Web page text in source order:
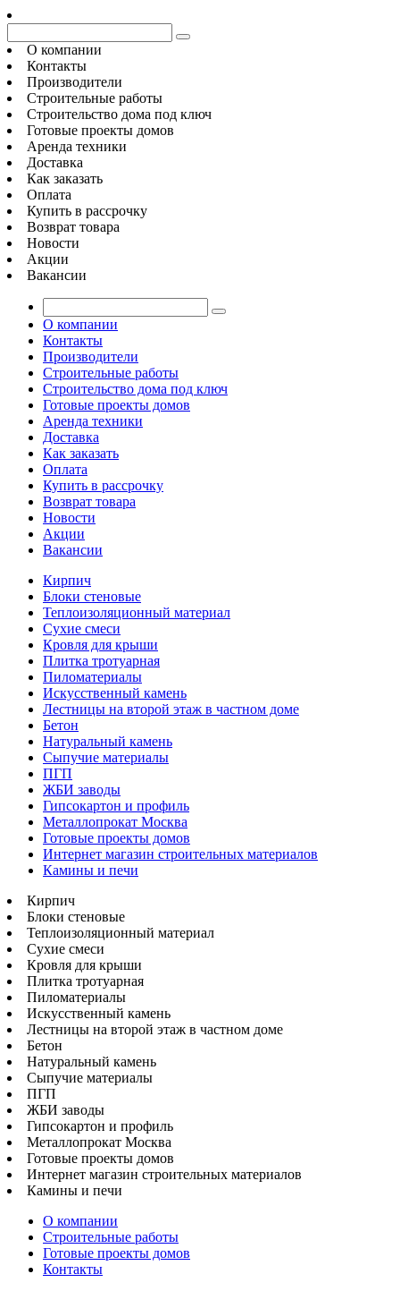
О компании
Контакты
Производители
Строительные работы
Строительство дома под ключ
Готовые проекты домов
Аренда техники
Доставка
Как заказать
Оплата
Купить в рассрочку
Возврат товара
Новости
Акции
Вакансии
О компании
Контакты
Производители
Строительные работы
Строительство дома под ключ
Готовые проекты домов
Аренда техники
Доставка
Как заказать
Оплата
Купить в рассрочку
Возврат товара
Новости
Акции
Вакансии
Кирпич
Блоки стеновые
Теплоизоляционный материал
Сухие смеси
Кровля для крыши
Плитка тротуарная
Пиломатериалы
Искусственный камень
Лестницы на второй этаж в частном доме
Бетон
Натуральный камень
Сыпучие материалы
ПГП
ЖБИ заводы
Гипсокартон и профиль
Металлопрокат Москва
Готовые проекты домов
Интернет магазин строительных материалов
Камины и печи
Кирпич
Блоки стеновые
Теплоизоляционный материал
Сухие смеси
Кровля для крыши
Плитка тротуарная
Пиломатериалы
Искусственный камень
Лестницы на второй этаж в частном доме
Бетон
Натуральный камень
Сыпучие материалы
ПГП
ЖБИ заводы
Гипсокартон и профиль
Металлопрокат Москва
Готовые проекты домов
Интернет магазин строительных материалов
Камины и печи
О компании
Строительные работы
Готовые проекты домов
Контакты